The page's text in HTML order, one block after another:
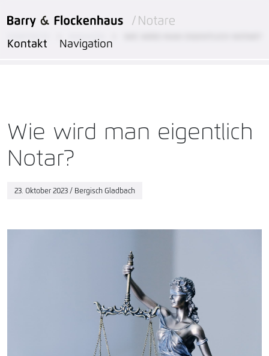
Kontakt Navigation
STARTSEITE MAGAZIN
Wie wird man eigentlich
Notar?
23. Oktober 2023 / Bergisch Gladbach